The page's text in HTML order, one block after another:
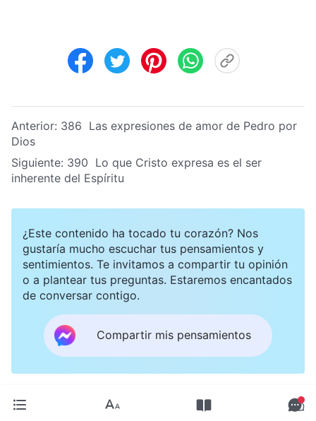
Anterior: 386 Las expresiones de amor de Pedro por
Dios
Siguiente: 390 Lo que Cristo expresa es el ser
inherente del Espíritu
¿Este contenido ha tocado tu corazón? Nos
gustaría mucho escuchar tus pensamientos y
sentimientos. Te invitamos a compartir tu opinión
o a plantear tus preguntas. Estaremos encantados
de conversar contigo.
Compartir mis pensamientos